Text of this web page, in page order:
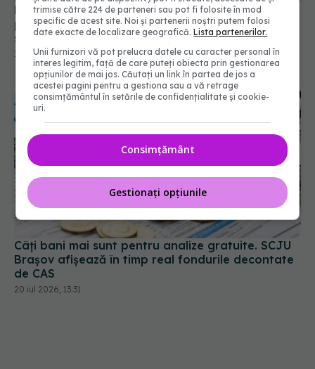
Pachetul minimal de servicii medicale pentru
persoanele neasigurate. Ce servicii oferă gratuit
sistemul public de sănătate
19 iul 2026, 11:24
Câți bani mai sunt pentru analize gratuite. SCJU
Brașov afișează în timp real fondurile decontate
de CAS
20 iul 2026, 13:31
trimise către 224 de parteneri sau pot fi folosite în mod
specific de acest site. Noi și partenerii noștri putem folosi
date exacte de localizare geografică.Lista partenerilor.
Unii furnizori vă pot prelucra datele cu caracter personal în
interes legitim, față de care puteți obiecta prin gestionarea
opțiunilor de mai jos. Căutați un link în partea de jos a
acestei pagini pentru a gestiona sau a vă retrage
consimțământul în setările de confidențialitate și cookie-
uri.
Consimțământ
Gestionați opțiunile